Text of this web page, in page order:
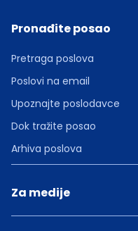
Pronađite posao
Pretraga poslova
Poslovi na email
Upoznajte poslodavce
Dok tražite posao
Arhiva poslova
Za medije